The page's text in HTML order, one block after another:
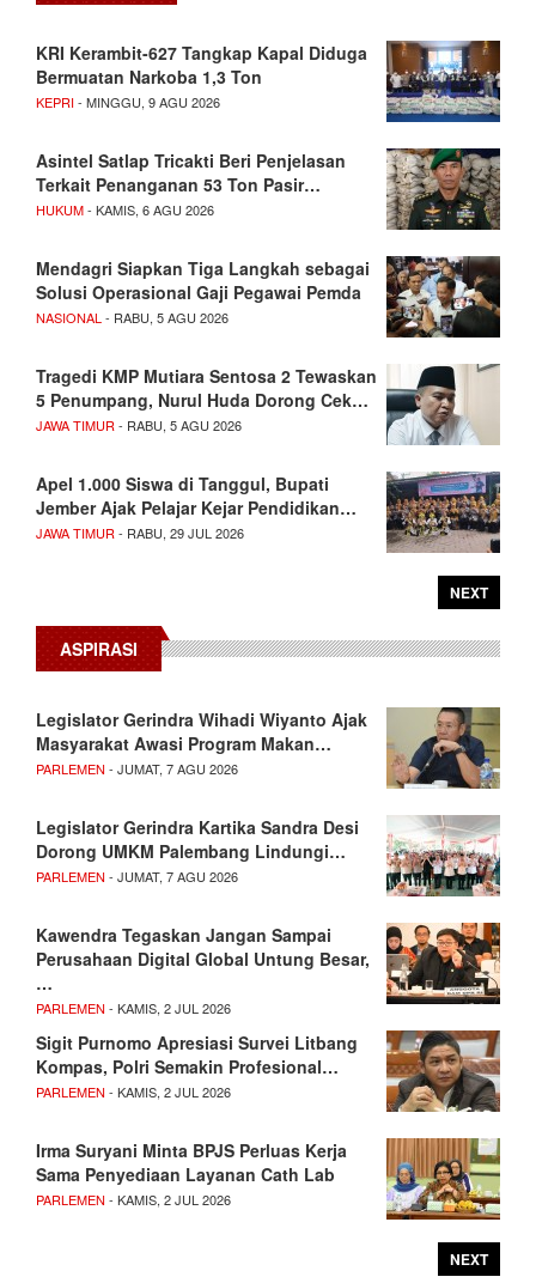
KRI Kerambit-627 Tangkap Kapal Diduga
Bermuatan Narkoba 1,3 Ton
KEPRI- MINGGU, 9 AGU 2026
Asintel Satlap Tricakti Beri Penjelasan
Terkait Penanganan 53 Ton Pasir…
HUKUM- KAMIS, 6 AGU 2026
Mendagri Siapkan Tiga Langkah sebagai
Solusi Operasional Gaji Pegawai Pemda
NASIONAL - RABU, 5 AGU 2026
Tragedi KMP Mutiara Sentosa 2 Tewaskan
5 Penumpang, Nurul Huda Dorong Cek…
JAWA TIMUR - RABU, 5 AGU 2026
Apel 1.000 Siswa di Tanggul, Bupati
Jember Ajak Pelajar Kejar Pendidikan…
JAWA TIMUR - RABU, 29 JUL 2026
NEXT
ASPIRASI
Legislator Gerindra Wihadi Wiyanto Ajak
Masyarakat Awasi Program Makan…
PARLEMEN - JUMAT, 7 AGU 2026
Legislator Gerindra Kartika Sandra Desi
Dorong UMKM Palembang Lindungi…
PARLEMEN - JUMAT, 7 AGU 2026
Kawendra Tegaskan Jangan Sampai
Perusahaan Digital Global Untung Besar,
…
PARLEMEN - KAMIS, 2 JUL 2026
Sigit Purnomo Apresiasi Survei Litbang
Kompas, Polri Semakin Profesional…
PARLEMEN - KAMIS, 2 JUL 2026
Irma Suryani Minta BPJS Perluas Kerja
Sama Penyediaan Layanan Cath Lab
PARLEMEN - KAMIS, 2 JUL 2026
NEXT